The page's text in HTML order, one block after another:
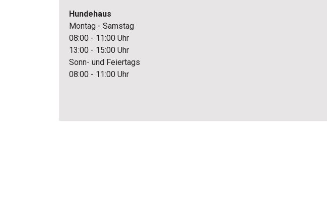
Hundehaus
Montag - Samstag
08:00 - 11:00 Uhr
13:00 - 15:00 Uhr
Sonn- und Feiertags
08:00 - 11:00 Uhr